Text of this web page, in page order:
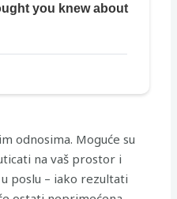
odnosima. Moguće su
na vaš prostor i
poslu – iako rezultati